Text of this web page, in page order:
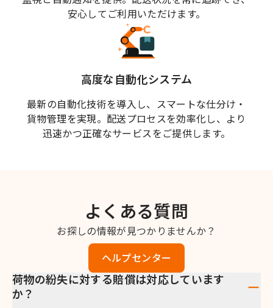
安心してご利用いただけます。
高度な自動化システム
最新の自動化技術を導入し、スマートな仕分け・
貨物管理を実現。配送プロセスを効率化し、より
迅速かつ正確なサービスをご提供します。
よくある質問
お探しの情報が見つかりませんか？
ヘルプセンター
荷物の紛失に対する賠償は対応しています
か？